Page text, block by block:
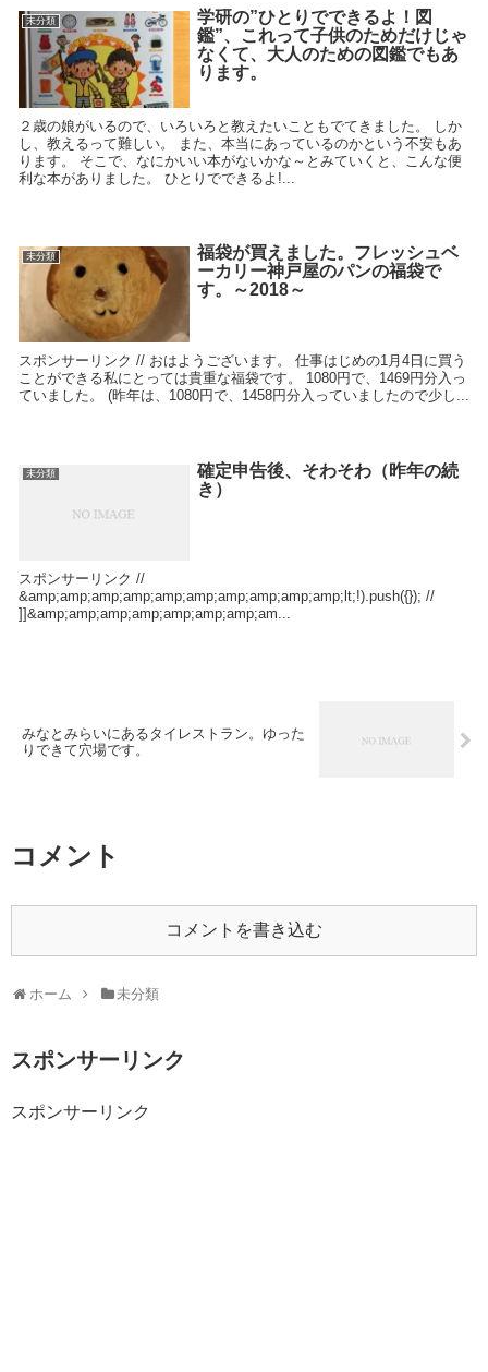
未分類
学研の”ひとりでできるよ！図
鑑”、これって子供のためだけじゃ
なくて、大人のための図鑑でもあ
ります。
２歳の娘がいるので、いろいろと教えたいこともでてきました。 しか
し、教えるって難しい。 また、本当にあっているのかという不安もあ
ります。 そこで、なにかいい本がないかな～とみていくと、こんな便
利な本がありました。 ひとりでできるよ!...
未分類
福袋が買えました。フレッシュベ
ーカリー神戸屋のパンの福袋で
す。～2018～
スポンサーリンク // おはようございます。 仕事はじめの1月4日に買う
ことができる私にとっては貴重な福袋です。 1080円で、1469円分入っ
ていました。 (昨年は、1080円で、1458円分入っていましたので少し...
未分類
確定申告後、そわそわ（昨年の続
き）
スポンサーリンク //
&amp;amp;amp;amp;amp;amp;amp;amp;amp;amp;lt;!).push({}); //
]]&amp;amp;amp;amp;amp;amp;amp;am...
みなとみらいにあるタイレストラン。ゆった
りできて穴場です。
コメント
コメントを書き込む
ホーム 未分類
スポンサーリンク
スポンサーリンク